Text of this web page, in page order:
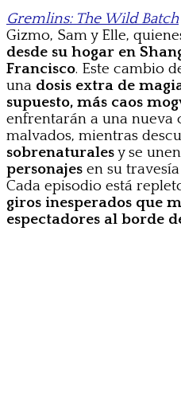
Gremlins: The Wild Batch
Gizmo, Sam y Elle,
desde su hogar en
Francisco. Este cambio
una dosis extra de
supuesto, más caos
enfrentarán a una nueva
malvados, mientras
sobrenaturalesy se
personajes en su
Cada episodio está
giros inesperados que
espectadores al borde